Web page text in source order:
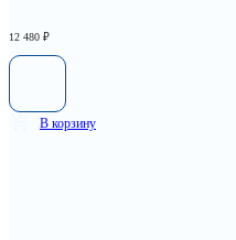
12 480 ₽
В корзину